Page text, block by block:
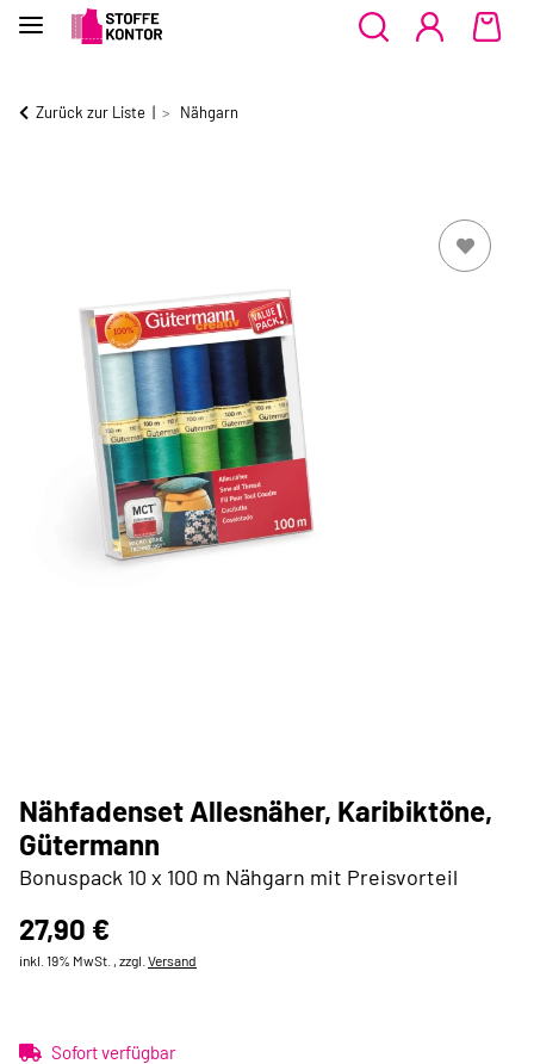
Zurück zur Liste Nähgarn
Nähfadenset Allesnäher, Karibiktöne,
Gütermann
Bonuspack 10 x 100 m Nähgarn mit Preisvorteil
27,90 €
inkl. 19% MwSt. , zzgl. Versand
Sofort verfügbar